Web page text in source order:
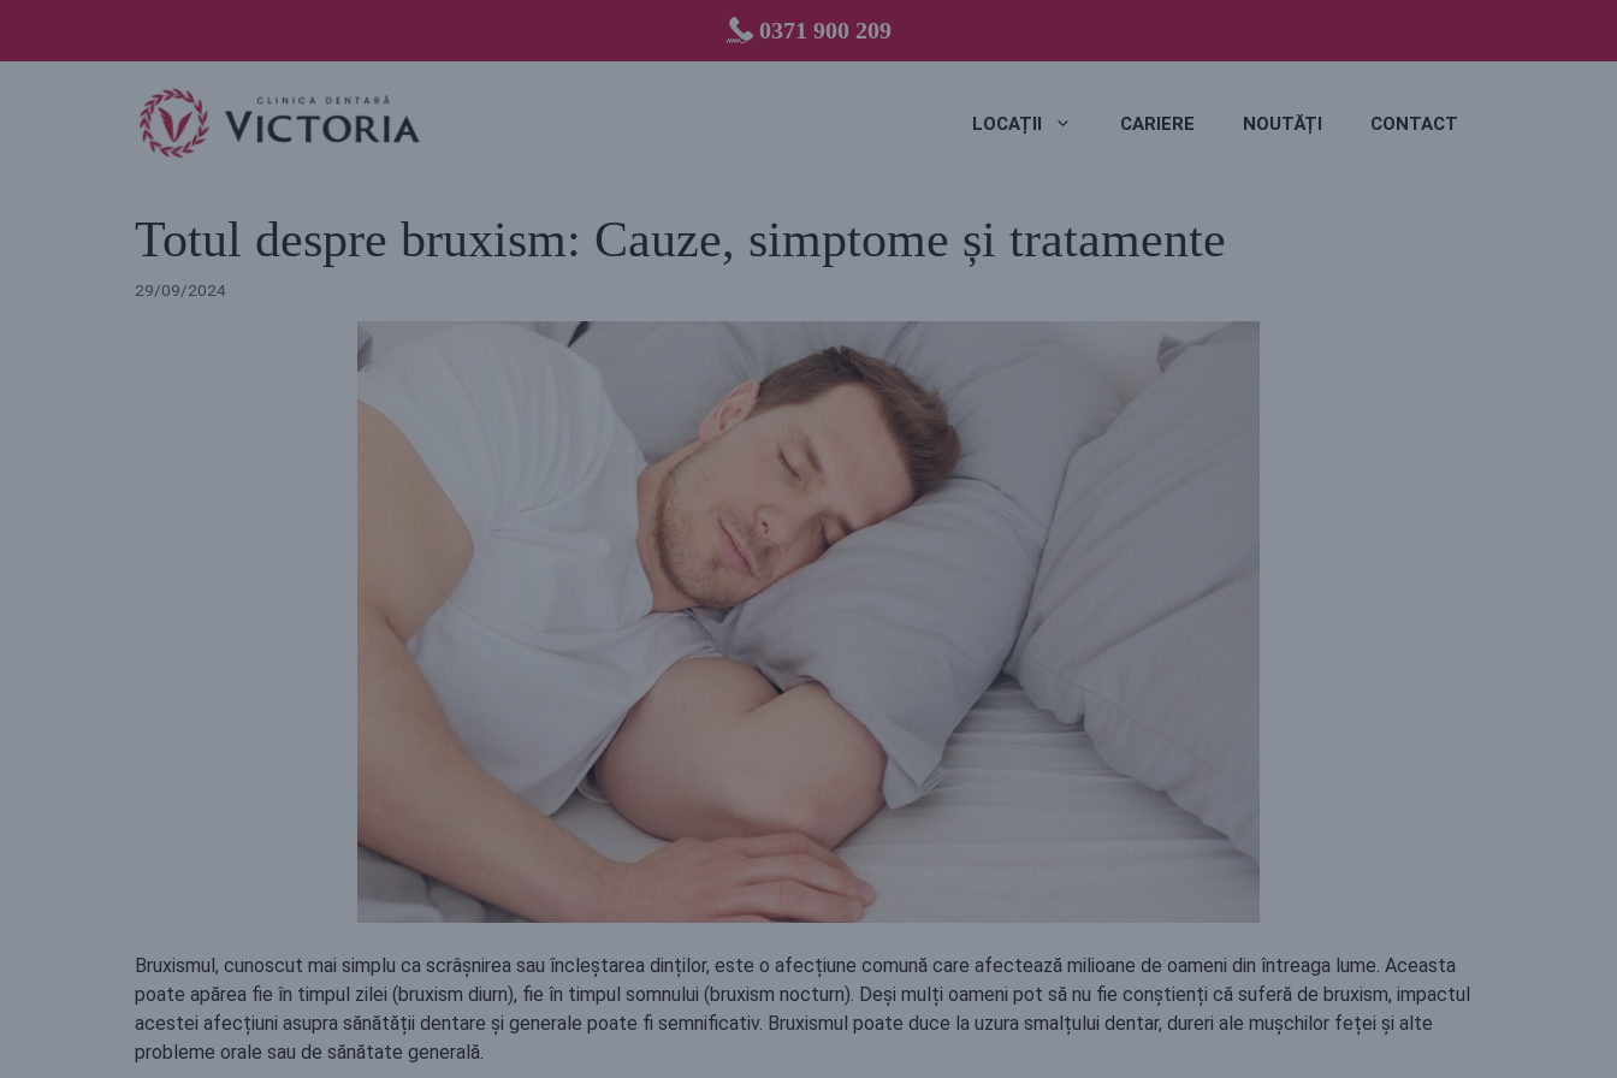
0371 900 209
LOCAȚII CARIERE NOUTĂȚI CONTACT
Totul despre bruxism: Cauze, simptome și tratamente
29/09/2024
Bruxismul, cunoscut mai simplu ca scrâșnirea sau încleștarea dinților, este o afecțiune comună care afectează milioane de oameni din întreaga lume. Aceasta
poate apărea fie în timpul zilei (bruxism diurn), fie în timpul somnului (bruxism nocturn). Deși mulți oameni pot să nu fie conștienți că suferă de bruxism, impactul
acestei afecțiuni asupra sănătății dentare și generale poate fi semnificativ. Bruxismul poate duce la uzura smalțului dentar, dureri ale mușchilor feței și alte
probleme orale sau de sănătate generală.